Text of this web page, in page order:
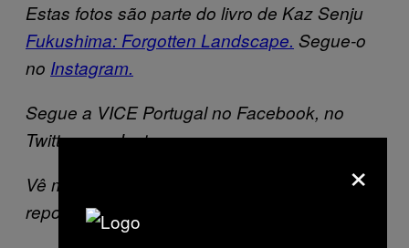
Estas fotos são parte do livro de Kaz Senju
Fukushima: Forgotten Landscape. Segue-o
no Instagram.
Segue a VICE Portugal no Facebook, no
Twitter e no Instagram.
Vê mais vídeos, documentários e
reportagens em VICE VÍDEO.
×